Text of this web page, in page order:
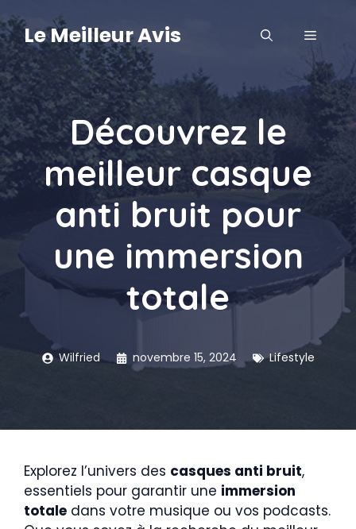
au
contenu
Le Meilleur Avis MENU
Découvrez le
meilleur casque
anti bruit pour
une immersion
totale
Wilfried novembre 15, 2024 Lifestyle
Explorez l’univers des casques anti bruit,
essentiels pour garantir une immersion
totale dans votre musique ou vos podcasts.